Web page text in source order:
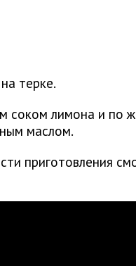
терке.
соком лимона и по
маслом.
приготовления